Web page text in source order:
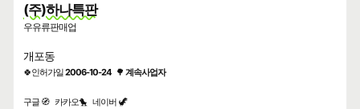
(주)하나특판
우유류판매업
개포동
🍀인허가일2006-10-24 🌳 계속사업자
구글 🧭 카카오🐤 네이버 🦖